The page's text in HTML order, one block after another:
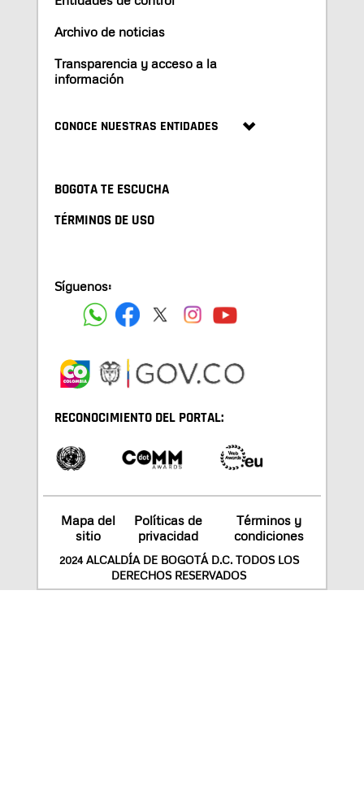
Archivo de noticias
Transparencia y acceso a la
información
CONOCE NUESTRAS ENTIDADES
BOGOTA TE ESCUCHA
TÉRMINOS DE USO
Síguenos:
RECONOCIMIENTO DEL PORTAL:
Mapa del
sitio
Políticas de
privacidad
Términos y
condiciones
2024 ALCALDÍA DE BOGOTÁ D.C. TODOS LOS
DERECHOS RESERVADOS